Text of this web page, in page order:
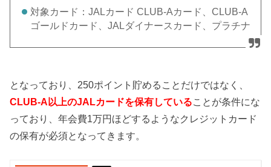
対象カード：JALカード CLUB-Aカード、CLUB-A
ゴールドカード、JALダイナースカード、プラチナ
となっており、250ポイント貯めることだけではなく、
CLUB-A以上のJALカードを保有していることが条件にな
っており、年会費1万円ほどするようなクレジットカード
の保有が必須となってきます。